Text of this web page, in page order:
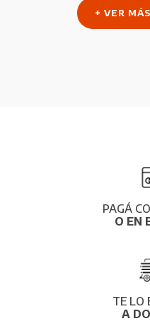
+ VER
PAGÁ
O EN
TE LO
A